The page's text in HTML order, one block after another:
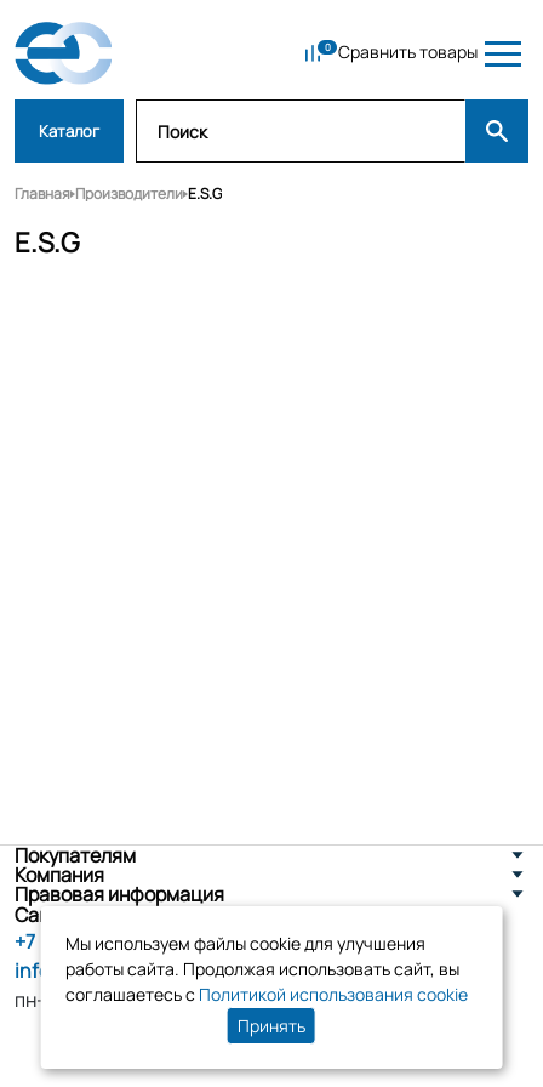
Сравнить товары
Каталог
Главная Производители E.S.G
E.S.G
Покупателям
Компания
Правовая информация
Санкт-Петербург, ул. Новоселов д. 8
+7 (800) 555-86-90
info@tk-elko.ru
пн-пт, 10:00 - 18:00
Мы используем файлы cookie для улучшения
работы сайта. Продолжая использовать сайт, вы
соглашаетесь с Политикой использования cookie
Принять